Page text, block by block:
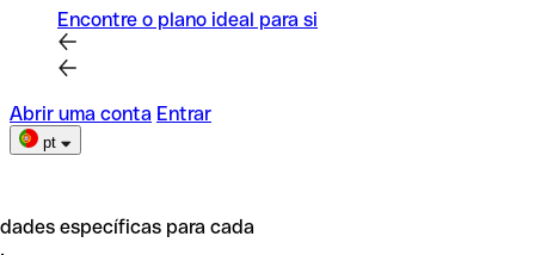
Encontre o plano ideal para si
Abrir uma conta Entrar
pt
específicas para cada